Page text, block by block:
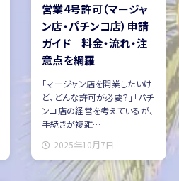
営業4号許可（マージャ
ン店・パチンコ店）申請
ガイド｜料金・流れ・注
意点を網羅
「マージャン店を開業したいけ
ど、どんな許可が必要？」「パチ
ンコ店の経営を考えているが、
手続きが複雑…
2025年10月7日